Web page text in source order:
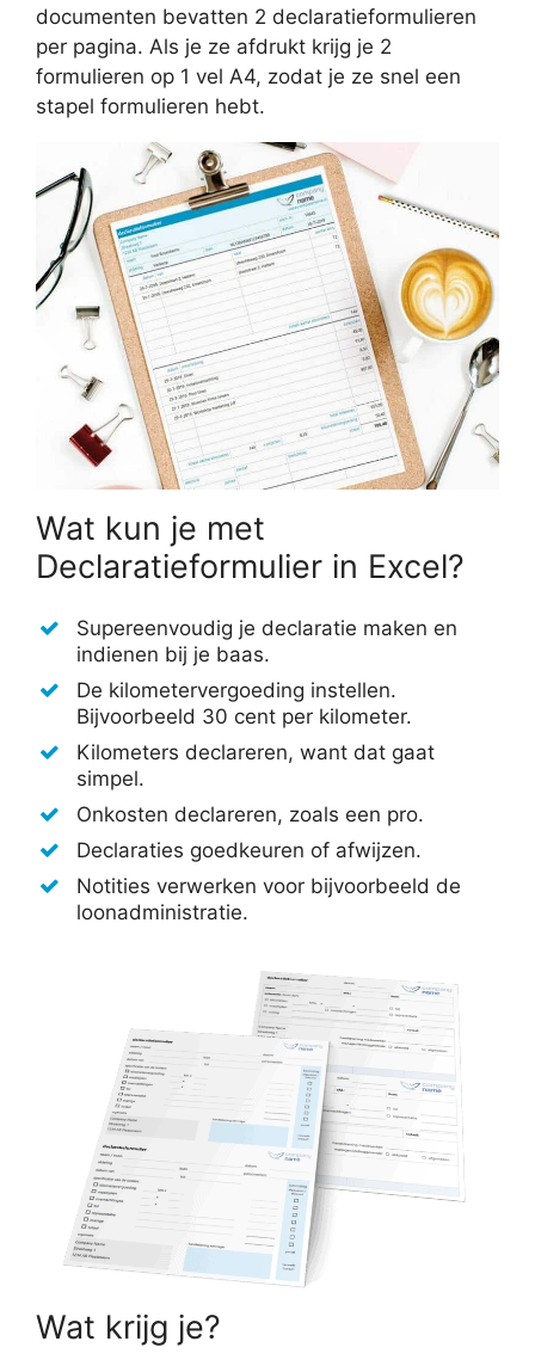
documenten bevatten 2 declaratieformulieren
per pagina. Als je ze afdrukt krijg je 2
formulieren op 1 vel A4, zodat je ze snel een
stapel formulieren hebt.
Wat kun je met
Declaratieformulier in Excel?
Supereenvoudig je declaratie maken en
indienen bij je baas.
De kilometervergoeding instellen.
Bijvoorbeeld 30 cent per kilometer.
Kilometers declareren, want dat gaat
simpel.
Onkosten declareren, zoals een pro.
Declaraties goedkeuren of afwijzen.
Notities verwerken voor bijvoorbeeld de
loonadministratie.
Wat krijg je?